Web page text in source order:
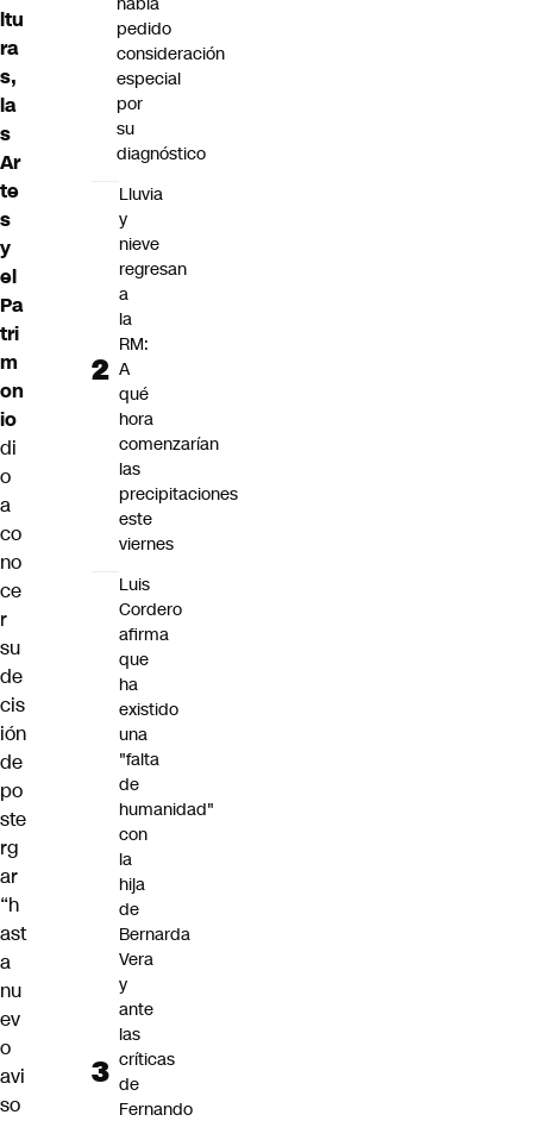
ltu
ra
s,
la
s
Ar
te
s
y
el
Pa
tri
m
on
io
di
o
a
co
no
ce
r
su
de
cis
ión
de
po
ste
rg
ar
“h
ast
a
nu
ev
o
avi
so
pedido
consideración
especial
por
su
diagnóstico
Lluvia
y
nieve
regresan
a
la
RM:
A
qué
hora
comenzarían
las
precipitaciones
este
viernes
Luis
Cordero
afirma
que
ha
existido
una
"falta
de
humanidad"
con
la
hija
de
Bernarda
Vera
y
ante
las
críticas
de
Fernando